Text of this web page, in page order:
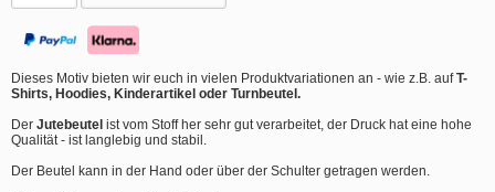
Dieses Motiv bieten wir euch in vielen Produktvariationen an - wie z.B. aufT-
Shirts, Hoodies, Kinderartikel oder Turnbeutel.
Der Jutebeutel ist vom Stoff her sehr gut verarbeitet, der Druck hat eine hohe
Qualität - ist langlebig und stabil.
Der Beutel kann in der Hand oder über der Schulter getragen werden.